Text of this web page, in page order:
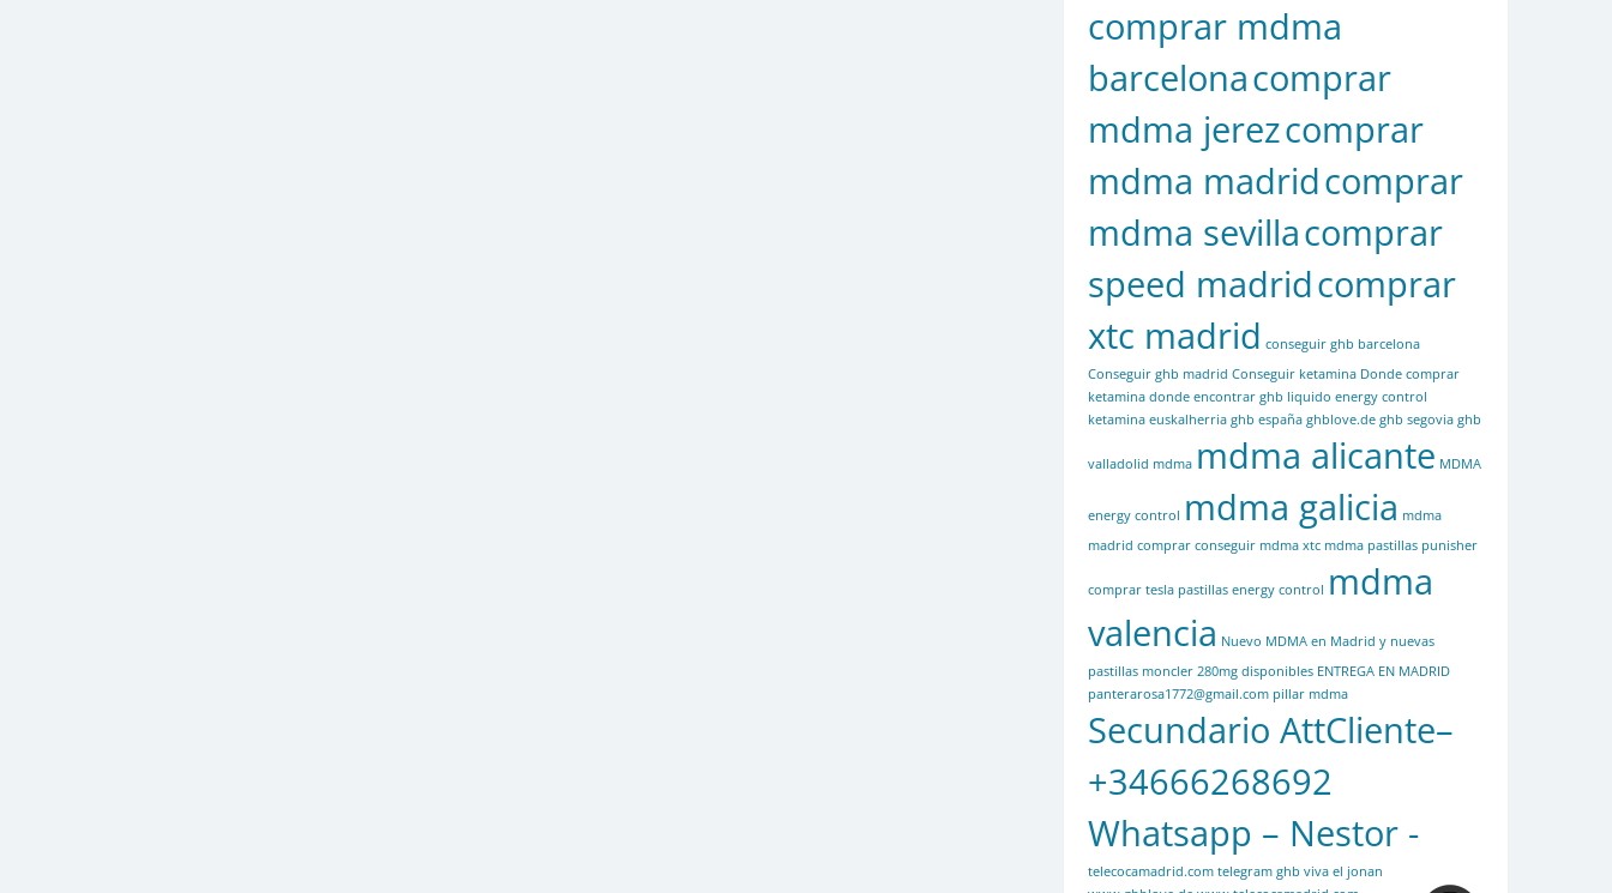
comprar mdma
barcelonacomprar
mdma jerezcomprar
mdma madridcomprar
mdma sevillacomprar
speed madridcomprar
xtc madrid conseguir ghb barcelona
Conseguir ghb madrid Conseguir ketamina Donde comprar
ketamina donde encontrar ghb liquido energy control
ketamina euskalherria ghb españa ghblove.de ghb segovia ghb
valladolid mdma mdma alicante MDMA
energy control mdma galicia mdma
madrid comprar conseguir mdma xtc mdma pastillas punisher
comprar tesla pastillas energy control mdma
valencia Nuevo MDMA en Madrid y nuevas
pastillas moncler 280mg disponibles ENTREGA EN MADRID
panterarosa1772@gmail.com pillar mdma
Secundario AttCliente–
+34666268692
Whatsapp – Nestor -
telecocamadrid.com telegram ghb viva el jonan